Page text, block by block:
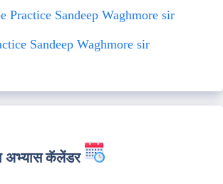
Practice Sandeep Waghmore sir
Sandeep Waghmore sir
अभ्यास कॅलेंडर